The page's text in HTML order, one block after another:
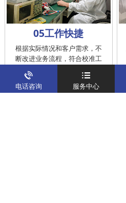
05工作快捷
根据实际情况和客户需求，不
断改进业务流程，符合校准工
作在服务的时间标准内完成
电话咨询 服务中心